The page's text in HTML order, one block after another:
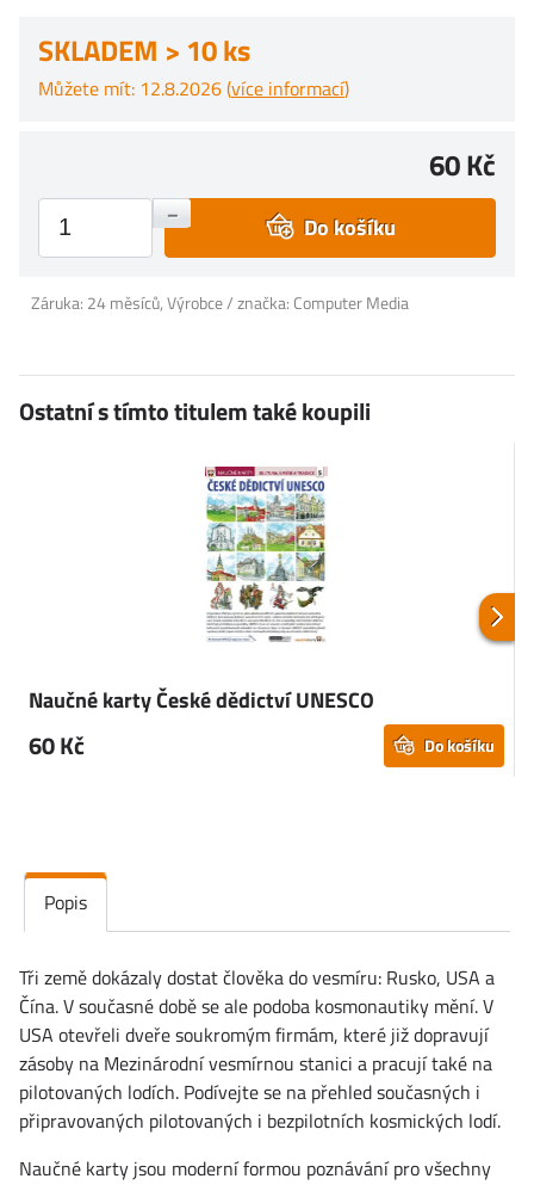
SKLADEM > 10 ks
Můžete mít: 12.8.2026 (více informací)
60 Kč
+
– Do košíku
Záruka: 24 měsíců, Výrobce / značka: Computer Media
Ostatní s tímto titulem také koupili
Naučné karty České dědictví UNESCO
60 Kč Do košíku
Popis
Tři země dokázaly dostat člověka do vesmíru: Rusko, USA a
Čína. V současné době se ale podoba kosmonautiky mění. V
USA otevřeli dveře soukromým firmám, které již dopravují
zásoby na Mezinárodní vesmírnou stanici a pracují také na
pilotovaných lodích. Podívejte se na přehled současných i
připravovaných pilotovaných i bezpilotních kosmických lodí.
Naučné karty jsou moderní formou poznávání pro všechny